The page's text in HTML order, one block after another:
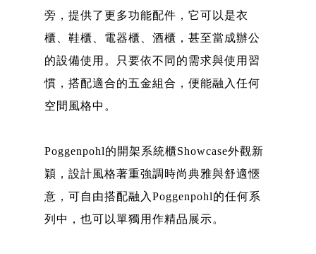
旁，提供了更多功能配件，它可以是衣
櫃、鞋櫃、電器櫃、酒櫃，甚至當成辦公
的設備使用。只要依不同的需求與使用習
慣，搭配適合的五金組合，便能融入任何
空間風格中。
Poggenpohl的開架系統櫃Showcase外觀新
穎，設計風格著重強調時尚典雅與舒適愜
意，可自由搭配融入Poggenpohl的任何系
列中，也可以單獨用作精品展示。